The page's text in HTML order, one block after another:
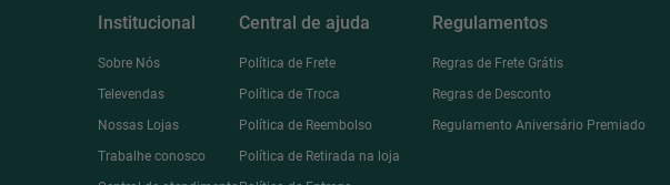
Institucional
Sobre Nós
Televendas
Nossas Lojas
Trabalhe conosco
Central de ajuda
Política de Frete
Política de Troca
Política de Reembolso
Política de Retirada na loja
Regulamentos
Regras de Frete Grátis
Regras de Desconto
Regulamento Aniversário Premiado